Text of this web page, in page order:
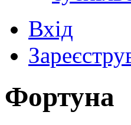
Вхід
Фортуна